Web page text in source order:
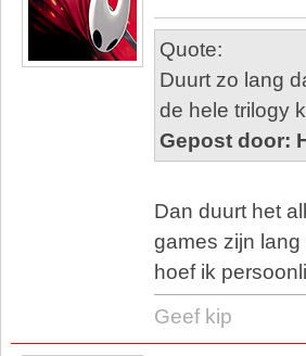
Quote:
Duurt zo lang
de hele trilogy
Gepost door:
Dan duurt het
games zijn
hoef ik
Geef kip